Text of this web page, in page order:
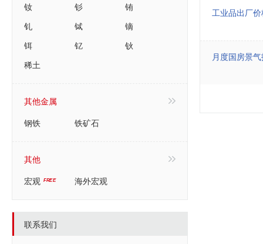
钕
钐
铕
钆
铽
镝
铒
钇
钬
稀土
其他金属
钢铁
铁矿石
其他
宏观
海外宏观
联系我们
工业品出厂
月度国房景